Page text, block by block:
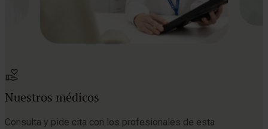
Nuestros médicos
Consulta y pide cita con los profesionales de esta